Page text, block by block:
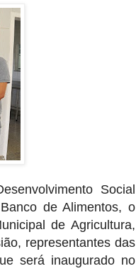
Social
de Alimentos, o
de Agricultura,
representantes das
será inaugurado no